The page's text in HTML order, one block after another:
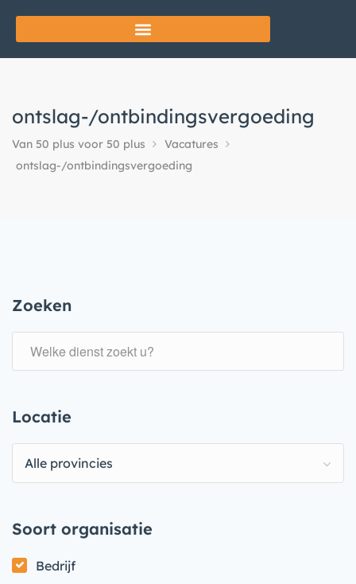
ontslag-/ontbindingsvergoeding
Van 50 plus voor 50 plus
Vacatures
ontslag-/ontbindingsvergoeding
Zoeken
Locatie
Alle provincies
Soort organisatie
Bedrijf